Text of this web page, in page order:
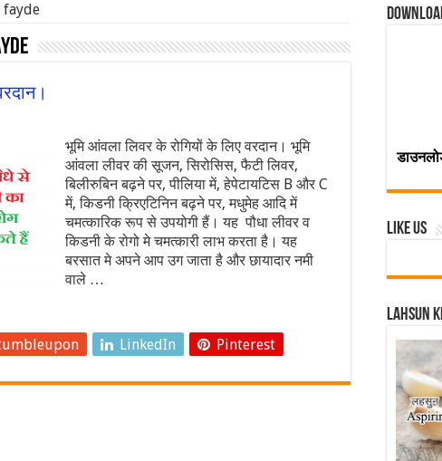
fayde
भूमि आंवला लिवर के रोगियों के लिए वरदान। भूमि
आंवला लीवर की सूजन, सिरोसिस, फैटी लिवर,
बिलीरुबिन बढ़ने पर, पीलिया में, हेपेटायटिस B और C
में, किडनी क्रिएटिनिन बढ़ने पर, मधुमेह आदि में
चमत्कारिक रूप से उपयोगी हैं। यह पौधा लीवर व
किडनी के रोगो मे चमत्कारी लाभ करता है। यह
बरसात मे अपने आप उग जाता है और छायादार नमी
वाले …
LinkedIn Pinterest
Like Us
Lahsun